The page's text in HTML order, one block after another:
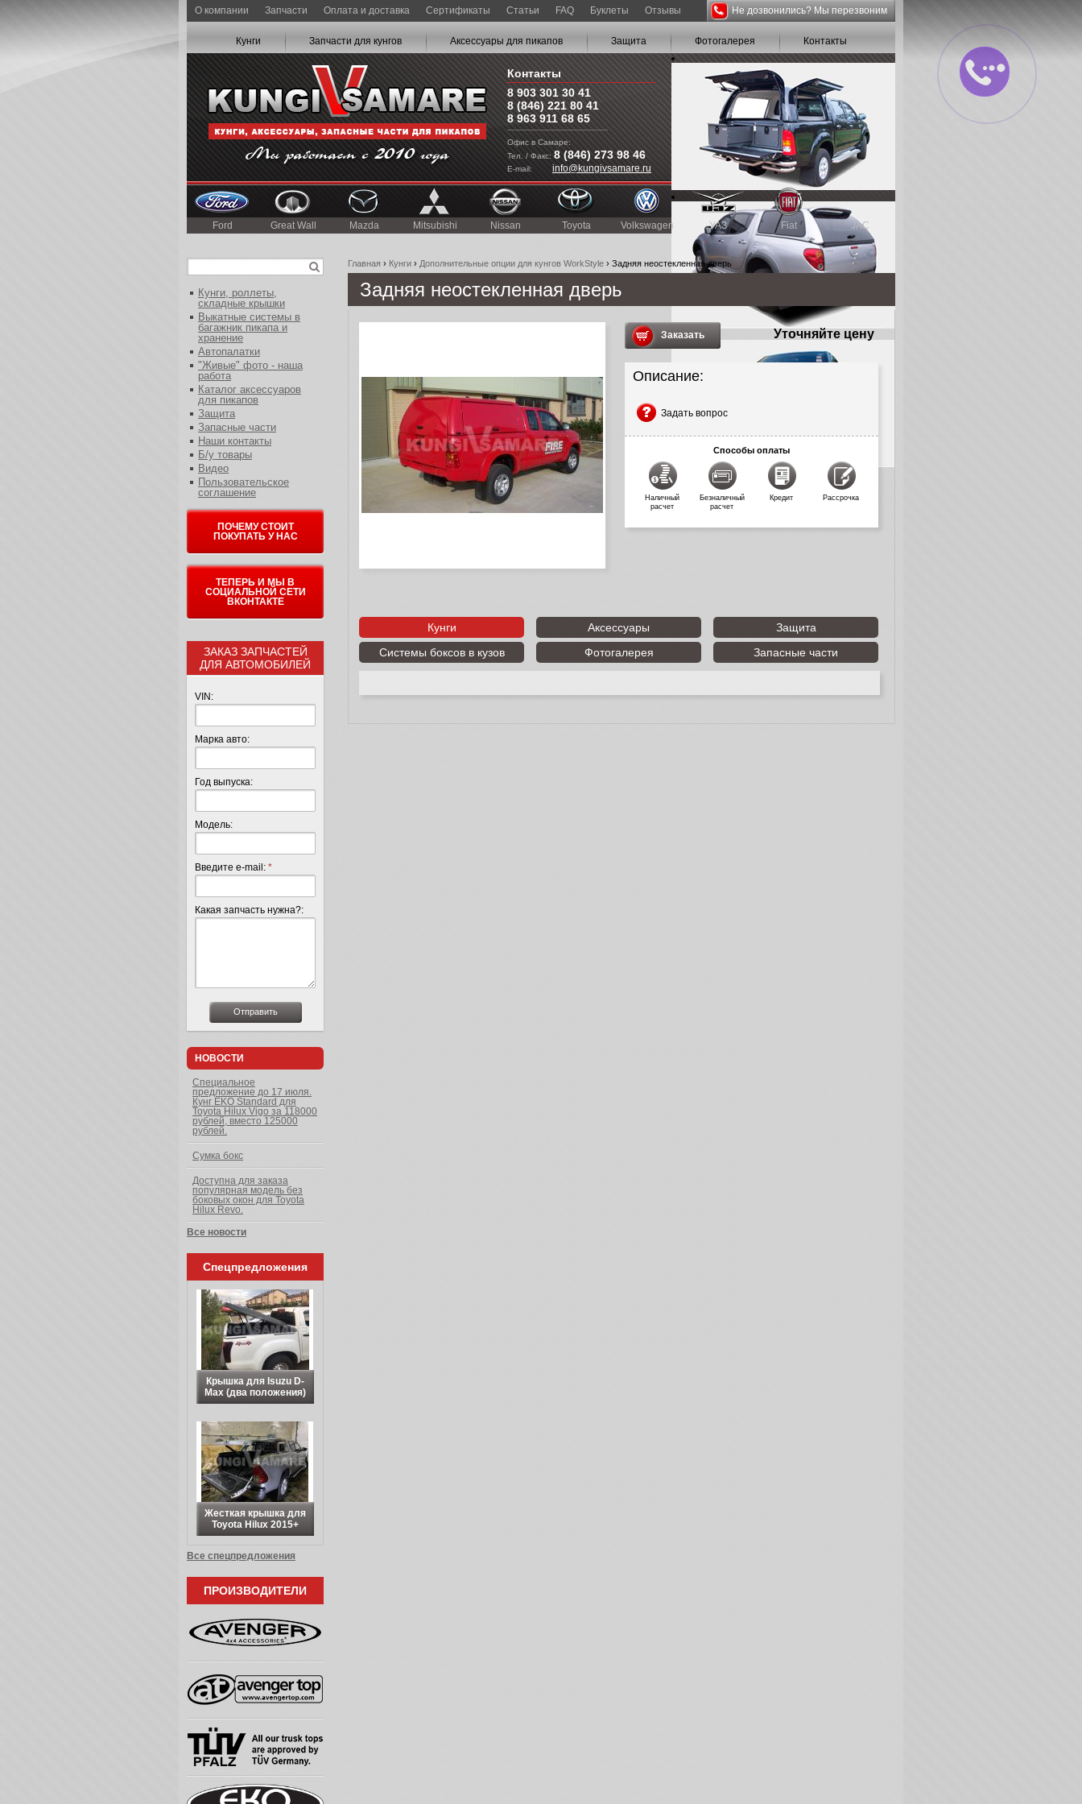
О компании Запчасти Оплата и доставка Сертификаты Статьи FAQ Буклеты Отзывы
Кунги Запчасти для кунгов Аксессуары для пикапов Защита Фотогалерея Контакты
Контакты
8 903 301 30 41
8 (846) 221 80 41
8 963 911 68 65
Офис в Самаре:
Тел. / Факс: 8 (846) 273 98 46
E-mail: info@kungivsamare.ru
Не дозвонились? Мы перезвоним
Ford Great Wall Mazda Mitsubishi Nissan Toyota Volkswagen УАЗ Fiat JAC
Главная › Кунги › Дополнительные опции для кунгов WorkStyle › Задняя неостекленная дверь
Задняя неостекленная дверь
Заказать Уточняйте цену
Описание:
Задать вопрос
Способы оплаты
Наличный
расчет
Безналичный
расчет
Кредит Рассрочка
Кунги Аксессуары
Защита
Системы боксов в кузов
Фотогалерея Запасные части
Кунги, роллеты,
складные крышки
Выкатные системы в
багажник пикапа и
хранение
Автопалатки
"Живые" фото - наша
работа
Каталог аксессуаров
для пикапов
Защита
Запасные части
Наши контакты
Б/у товары
Видео
Пользовательское
соглашение
ПОЧЕМУ СТОИТ
ПОКУПАТЬ У НАС
ТЕПЕРЬ И МЫ В
СОЦИАЛЬНОЙ СЕТИ
ВКОНТАКТЕ
ЗАКАЗ ЗАПЧАСТЕЙ
ДЛЯ АВТОМОБИЛЕЙ
VIN:
Марка авто:
Год выпуска:
Модель:
Введите e-mail: *
Какая запчасть нужна?:
НОВОСТИ
Специальное
предложение до 17 июля.
Кунг EKO Standard для
Toyota Hilux Vigo за 118000
рублей, вместо 125000
рублей.
Сумка бокс
Доступна для заказа
популярная модель без
боковых окон для Toyota
Hilux Revo.
Все новости
Спецпредложения
Крышка для Isuzu D-
Max (два положения)
Жесткая крышка для
Toyota Hilux 2015+
Все спецпредложения
ПРОИЗВОДИТЕЛИ